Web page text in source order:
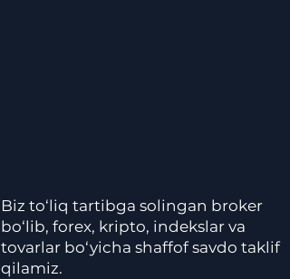
Biz to‘liq tartibga solingan broker
bo‘lib, forex, kripto, indekslar va
tovarlar bo‘yicha shaffof savdo taklif
qilamiz.